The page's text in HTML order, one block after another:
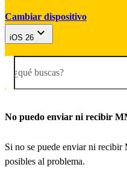
Cambiar dispositivo
iOS 26
¿qué buscas?
No puedo enviar ni recibir
Si no se puede enviar ni recibir
posibles al problema.